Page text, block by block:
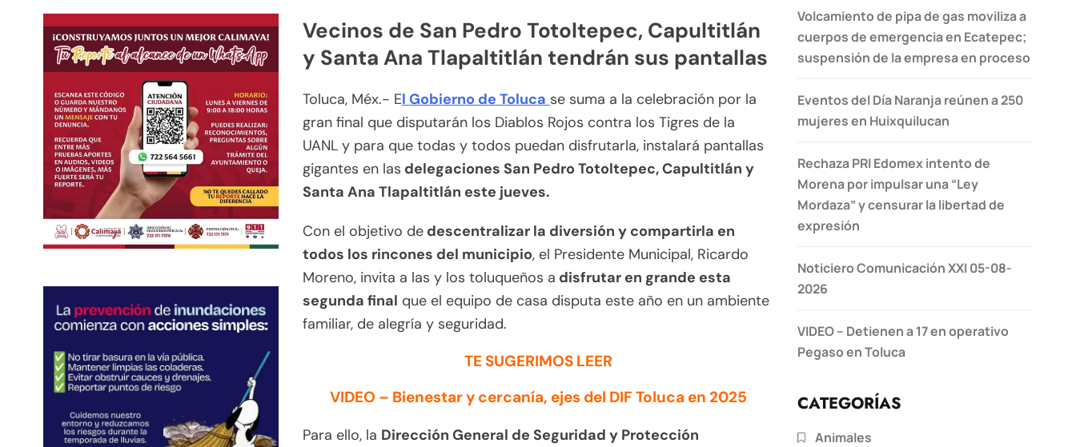
Vecinos de San Pedro Totoltepec, Capultitlán
y Santa Ana Tlapaltitlán tendrán sus pantallas
Toluca, Méx.- El Gobierno de Toluca se suma a la celebración por la
gran final que disputarán los Diablos Rojos contra los Tigres de la
UANL y para que todas y todos puedan disfrutarla, instalará pantallas
gigantes en las delegaciones San Pedro Totoltepec, Capultitlán y
Santa Ana Tlapaltitlán este jueves.
Con el objetivo de descentralizar la diversión y compartirla en
todos los rincones del municipio, el Presidente Municipal, Ricardo
Moreno, invita a las y los toluqueños a disfrutar en grande esta
segunda final que el equipo de casa disputa este año en un ambiente
familiar, de alegría y seguridad.
TE SUGERIMOS LEER
VIDEO – Bienestar y cercanía, ejes del DIF Toluca en 2025
Para ello, la Dirección General de Seguridad y Protección
Volcamiento de pipa de gas moviliza a
cuerpos de emergencia en Ecatepec;
suspensión de la empresa en proceso
Eventos del Día Naranja reúnen a 250
mujeres en Huixquilucan
Rechaza PRI Edomex intento de
Morena por impulsar una “Ley
Mordaza” y censurar la libertad de
expresión
Noticiero Comunicación XXI 05-08-
2026
VIDEO – Detienen a 17 en operativo
Pegaso en Toluca
CATEGORÍAS
Animales